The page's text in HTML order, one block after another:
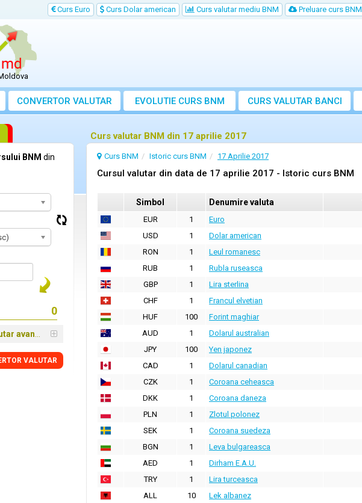
Curs Euro Curs Dolar american Curs valutar mediu BNM Preluare curs BNM
CONVERTOR VALUTAR EVOLUTIE CURS BNM CURS VALUTAR BANCI
Curs valutar BNM din 17 aprilie 2017
Curs BNM Istoric curs BNM 17 Aprilie 2017
Cursul valutar din data de 17 aprilie 2017 - Istoric curs BNM
Simbol Denumire valuta
EUR 1 Euro
USD
1 Dolar american
RON
1 Leul romanesc
RUB
1 Rubla ruseasca
GBP
1 Lira sterlina
CHF
1 Francul elvetian
HUF
100 Forint maghiar
AUD
1 Dolarul australian
JPY
100 Yen japonez
CAD
1 Dolarul canadian
CZK
1 Coroana ceheasca
DKK
1 Coroana daneza
PLN
1 Zlotul polonez
SEK
1 Coroana suedeza
BGN
1 Leva bulgareasca
AED
1 Dirham E.A.U.
TRY
1 Lira turceasca
ALL
10 Lek albanez
BNM din
avansat
VALUTAR